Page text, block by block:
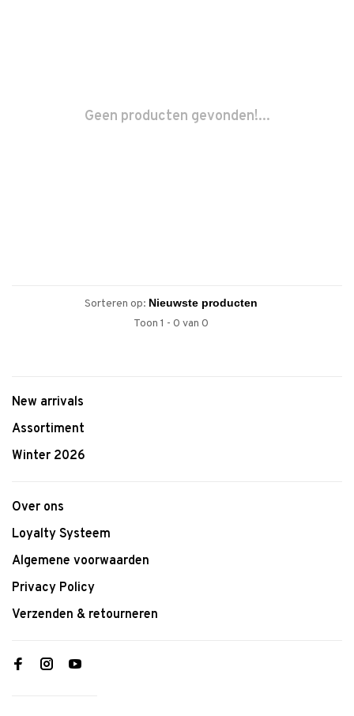
Geen producten gevonden!...
Sorteren op:
Toon 1 - 0 van 0
New arrivals
Assortiment
Winter 2026
Over ons
Loyalty Systeem
Algemene voorwaarden
Privacy Policy
Verzenden & retourneren